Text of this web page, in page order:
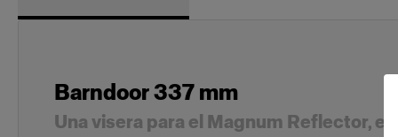
Barndoor 337 mm
Una visera para el Magnum Reflector,